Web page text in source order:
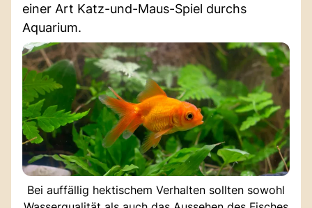
einer Art Katz-und-Maus-Spiel durchs
Aquarium.
Bei auffällig hektischem Verhalten sollten sowohl